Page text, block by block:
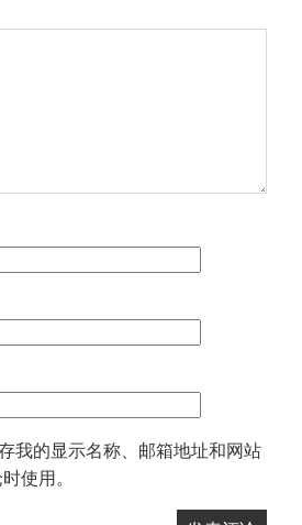
我的显示名称、邮箱地址和网站
使用。